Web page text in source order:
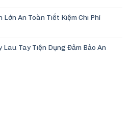
Lớn An Toàn Tiết Kiệm Chi Phí
Lau Tay Tiện Dụng Đảm Bảo An